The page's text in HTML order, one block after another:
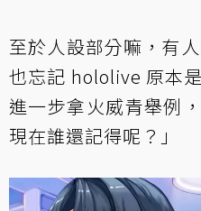
至於人設部分嘛，有
也忘記 hololive 原本
進一步拿火威青舉例
現在誰還記得呢？」